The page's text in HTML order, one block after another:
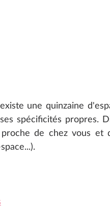
une quinzaine
spécificités propres.
de chez vous et